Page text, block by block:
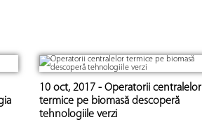
10 oct, 2017 - Operatorii centralelor
termice pe biomasă descoperă
tehnologiile verzi